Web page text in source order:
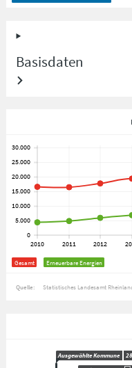
Basisdaten
Gesamt Erneuerbare Energien
Quelle: Statistisches Landesamt
Ausgewählte Kommune 28